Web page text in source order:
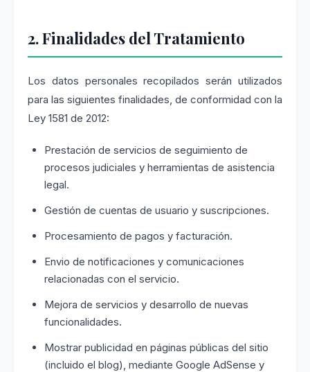
2. Finalidades del Tratamiento
Los datos personales recopilados serán utilizados
para las siguientes finalidades, de conformidad con la
Ley 1581 de 2012:
Prestación de servicios de seguimiento de
procesos judiciales y herramientas de asistencia
legal.
Gestión de cuentas de usuario y suscripciones.
Procesamiento de pagos y facturación.
Envio de notificaciones y comunicaciones
relacionadas con el servicio.
Mejora de servicios y desarrollo de nuevas
funcionalidades.
Mostrar publicidad en páginas públicas del sitio
(incluido el blog), mediante Google AdSense y